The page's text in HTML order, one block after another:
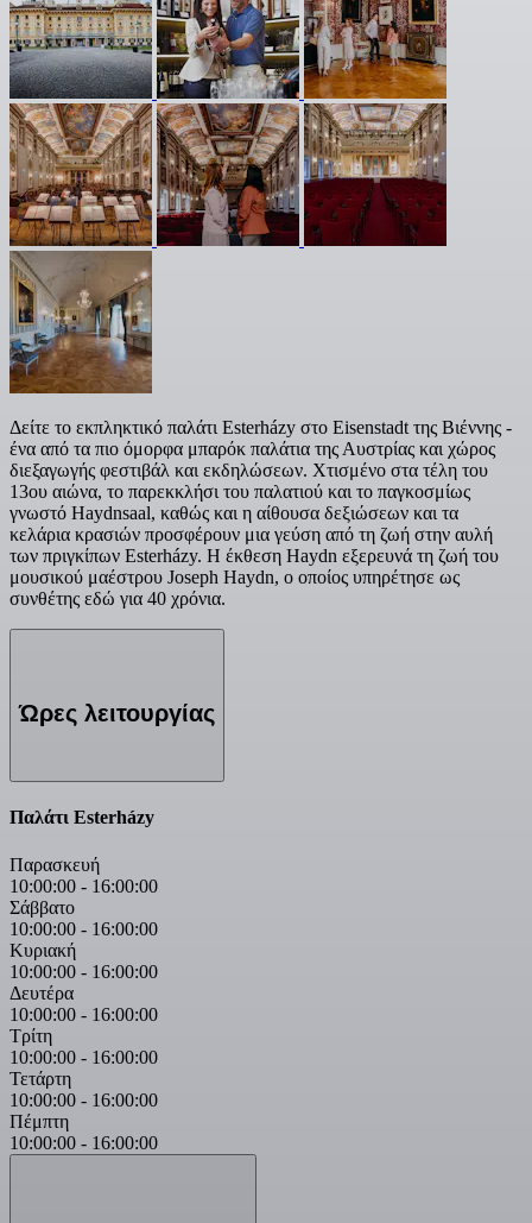
Δείτε το εκπληκτικό παλάτι Esterházy στο Eisenstadt της Βιέννης -
ένα από τα πιο όμορφα μπαρόκ παλάτια της Αυστρίας και χώρος
διεξαγωγής φεστιβάλ και εκδηλώσεων. Χτισμένο στα τέλη του
13ου αιώνα, το παρεκκλήσι του παλατιού και το παγκοσμίως
γνωστό Haydnsaal, καθώς και η αίθουσα δεξιώσεων και τα
κελάρια κρασιών προσφέρουν μια γεύση από τη ζωή στην αυλή
των πριγκίπων Esterházy. Η έκθεση Haydn εξερευνά τη ζωή του
μουσικού μαέστρου Joseph Haydn, ο οποίος υπηρέτησε ως
συνθέτης εδώ για 40 χρόνια.
Ώρες λειτουργίας
Παλάτι Esterházy
Παρασκευή
10:00:00 - 16:00:00
Σάββατο
10:00:00 - 16:00:00
Κυριακή
10:00:00 - 16:00:00
Δευτέρα
10:00:00 - 16:00:00
Τρίτη
10:00:00 - 16:00:00
Τετάρτη
10:00:00 - 16:00:00
Πέμπτη
10:00:00 - 16:00:00